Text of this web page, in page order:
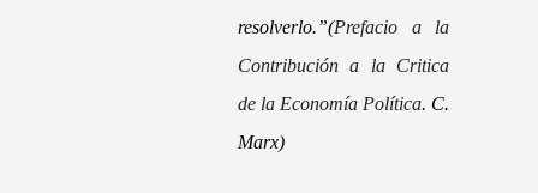
resolverlo.”(Prefacio a la
Contribución a la Critica
de la Economía Política. C.
Marx)